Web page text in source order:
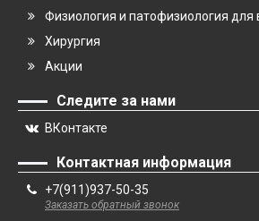
Физиология и патофизиология для
Хирургия
Акции
Следите за нами
ВКонтакте
Контактная информация
+7(911)937-50-35
Заказать обратный звонок